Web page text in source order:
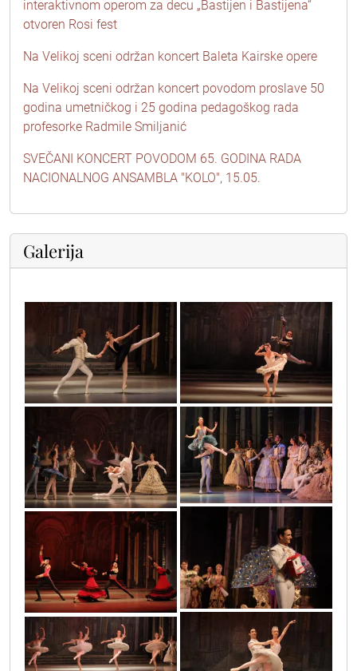
interaktivnom operom za decu „Bastijen i Bastijena“
otvoren Rosi fest
Na Velikoj sceni održan koncert Baleta Kairske opere
Na Velikoj sceni održan koncert povodom proslave 50
godina umetničkog i 25 godina pedagoškog rada
profesorke Radmile Smiljanić
SVEČANI KONCERT POVODOM 65. GODINA RADA
NACIONALNOG ANSAMBLA "KOLO", 15.05.
Galerija
0o3a4038 0o3a4502
0o3a4890 0o3a4533
0o3a4967_-_copy
0o3a4122
0o3a4668
0o3a4482